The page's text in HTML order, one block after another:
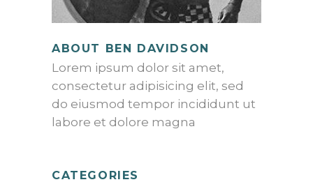
ABOUT BEN DAVIDSON
Lorem ipsum dolor sit amet,
consectetur adipisicing elit, sed
do eiusmod tempor incididunt ut
labore et dolore magna
CATEGORIES